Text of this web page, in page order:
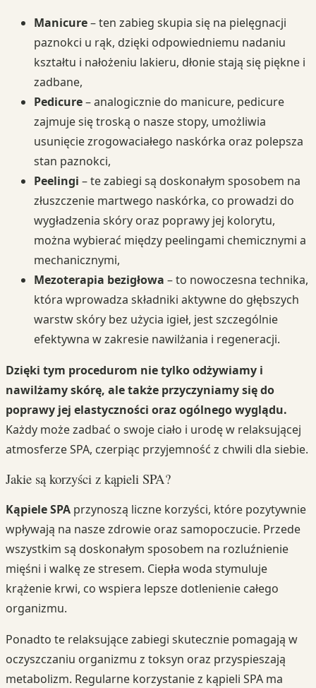
Manicure– ten zabieg skupia się na pielęgnacji
paznokci u rąk, dzięki odpowiedniemu nadaniu
kształtu i nałożeniu lakieru, dłonie stają się piękne i
zadbane,
Pedicure– analogicznie do manicure, pedicure
zajmuje się troską o nasze stopy, umożliwia
usunięcie zrogowaciałego naskórka oraz polepsza
stan paznokci,
Peelingi – te zabiegi są doskonałym sposobem na
złuszczenie martwego naskórka, co prowadzi do
wygładzenia skóry oraz poprawy jej kolorytu,
można wybierać między peelingami chemicznymi a
mechanicznymi,
Mezoterapia bezigłowa – to nowoczesna technika,
która wprowadza składniki aktywne do głębszych
warstw skóry bez użycia igieł, jest szczególnie
efektywna w zakresie nawilżania i regeneracji.
Dzięki tym procedurom nie tylko odżywiamy i
nawilżamy skórę, ale także przyczyniamy się do
poprawy jej elastyczności oraz ogólnego wyglądu.
Każdy może zadbać o swoje ciało i urodę w relaksującej
atmosferze SPA, czerpiąc przyjemność z chwili dla siebie.
Jakie są korzyści z kąpieli SPA?
Kąpiele SPA przynoszą liczne korzyści, które pozytywnie
wpływają na nasze zdrowie oraz samopoczucie. Przede
wszystkim są doskonałym sposobem na rozluźnienie
mięśni i walkę ze stresem. Ciepła woda stymuluje
krążenie krwi, co wspiera lepsze dotlenienie całego
organizmu.
Ponadto te relaksujące zabiegi skutecznie pomagają w
oczyszczaniu organizmu z toksyn oraz przyspieszają
metabolizm. Regularne korzystanie z kąpieli SPA ma